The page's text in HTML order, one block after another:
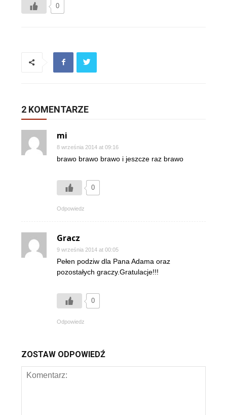
0
2 KOMENTARZE
mi
8 września 2014 at 09:16
brawo brawo brawo i jeszcze raz brawo
0
Odpowiedz
Gracz
9 września 2014 at 00:05
Pełen podziw dla Pana Adama oraz
pozostałych graczy.Gratulacje!!!
0
Odpowiedz
ZOSTAW ODPOWIEDŹ